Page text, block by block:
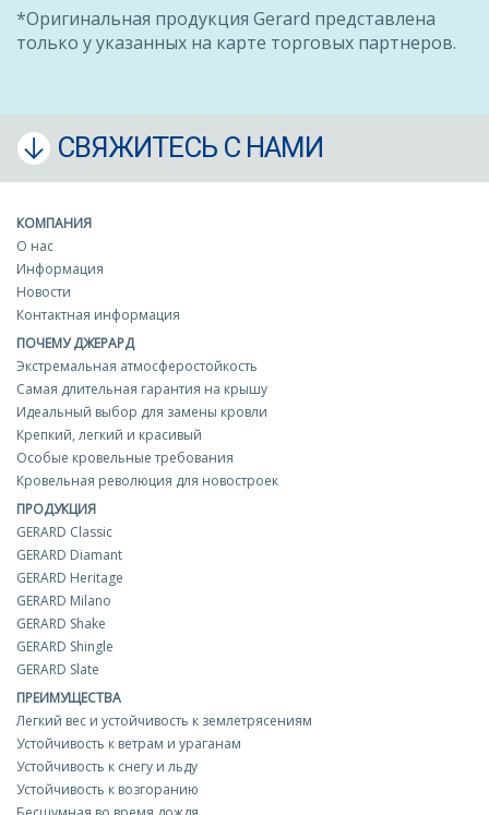
*Оригинальная продукция Gerard представлена
только у указанных на карте торговых партнеров.
СВЯЖИТЕСЬ С НАМИ
КОМПАНИЯ
О нас
Информация
Новости
Контактная информация
ПОЧЕМУ ДЖЕРАРД
Экстремальная атмосферостойкость
Самая длительная гарантия на крышу
Идеальный выбор для замены кровли
Крепкий, легкий и красивый
Особые кровельные требования
Кровельная революция для новостроек
ПРОДУКЦИЯ
GERARD Classic
GERARD Diamant
GERARD Heritage
GERARD Milano
GERARD Shake
GERARD Shingle
GERARD Slate
ПРЕИМУЩЕСТВА
Легкий вес и устойчивость к землетрясениям
Устойчивость к ветрам и ураганам
Устойчивость к снегу и льду
Устойчивость к возгоранию